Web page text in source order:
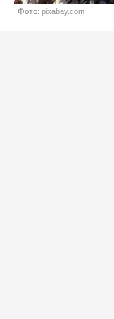
Фото: pixabay.com